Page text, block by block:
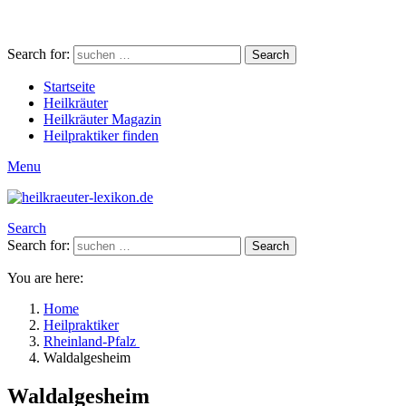
Search for: Search
Startseite
Heilkräuter
Heilkräuter Magazin
Heilpraktiker finden
Menu
Search
Search for:
Search
You are here:
Home
Heilpraktiker
Rheinland-Pfalz
Waldalgesheim
Waldalgesheim